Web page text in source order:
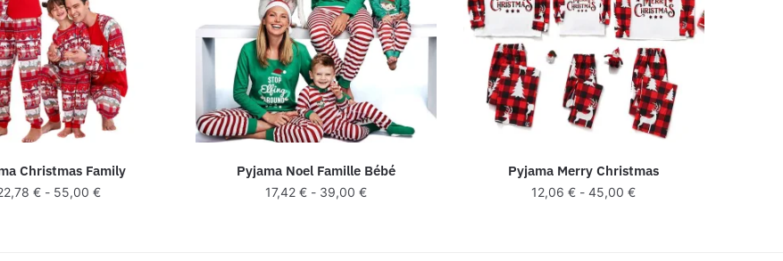
Christmas Family
€- 55,00 €
Pyjama Noel Famille Bébé
17,42€ - 39,00€
Pyjama Merry Christmas
12,06€ -45,00€